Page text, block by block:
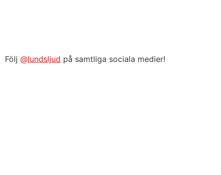
Följ @lundsljud på samtliga sociala medier!